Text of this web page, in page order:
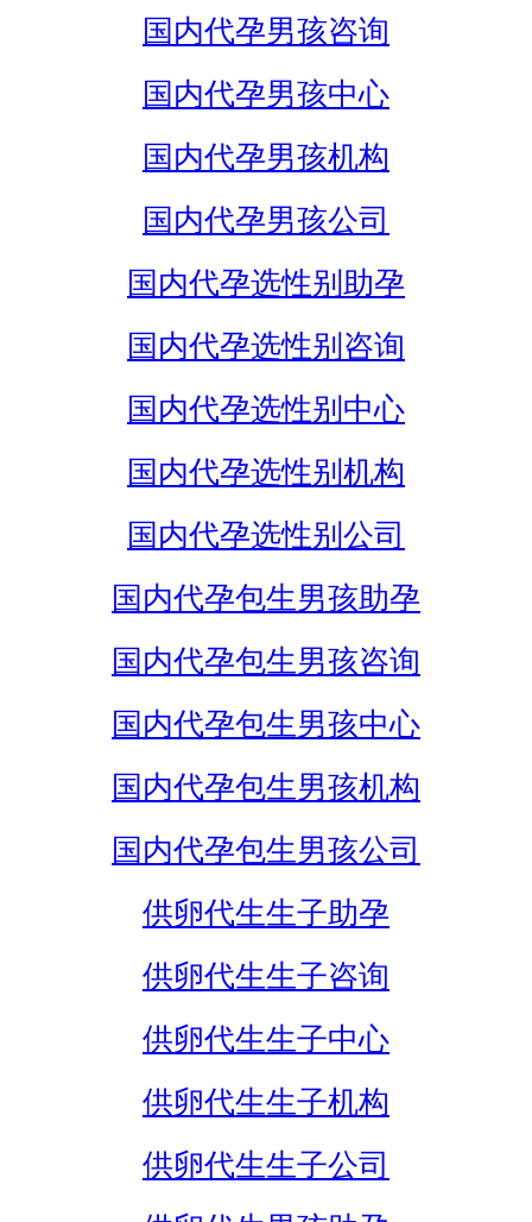
国内代孕男孩咨询
国内代孕男孩中心
国内代孕男孩机构
国内代孕男孩公司
国内代孕选性别助孕
国内代孕选性别咨询
国内代孕选性别中心
国内代孕选性别机构
国内代孕选性别公司
国内代孕包生男孩助孕
国内代孕包生男孩咨询
国内代孕包生男孩中心
国内代孕包生男孩机构
国内代孕包生男孩公司
供卵代生生子助孕
供卵代生生子咨询
供卵代生生子中心
供卵代生生子机构
供卵代生生子公司